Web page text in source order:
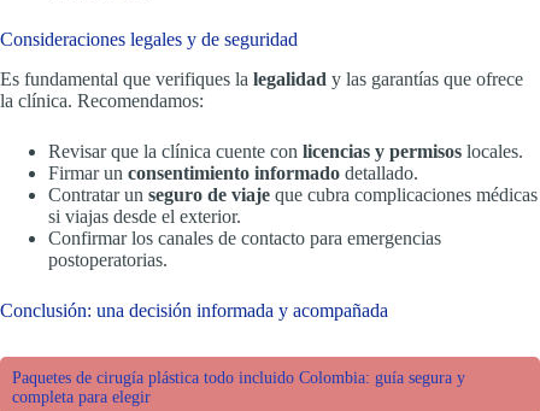
Consideraciones legales y de seguridad
Es fundamental que verifiques la legalidad y las garantías que ofrece
la clínica. Recomendamos:
Revisar que la clínica cuente con licencias y permisos locales.
Firmar un consentimiento informado detallado.
Contratar un seguro de viaje que cubra complicaciones médicas
si viajas desde el exterior.
Confirmar los canales de contacto para emergencias
postoperatorias.
Conclusión: una decisión informada y acompañada
Paquetes de cirugía plástica todo incluido Colombia: guía segura y
completa para elegir